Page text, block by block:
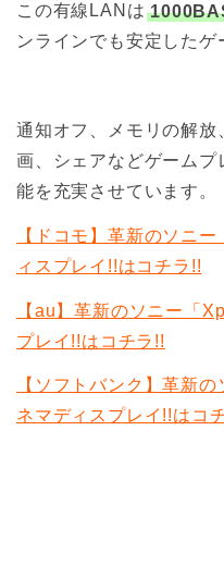
この有線LANは
ンラインでも安定したゲ
通知オフ、メモリの解
画、シェアなどゲーム
能を充実させています。
【ドコモ】革新のソニ
ィスプレイ!!はコチラ!!
【au】革新のソニー「
プレイ!!はコチラ!!
【ソフトバンク】革新
ネマディスプレイ!!はコ